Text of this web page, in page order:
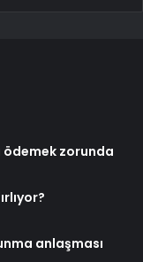
ödemek zorunda
anlaşması